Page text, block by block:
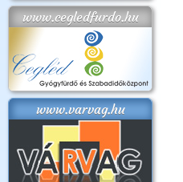
www.cegledfurdo.hu
www.varvag.hu